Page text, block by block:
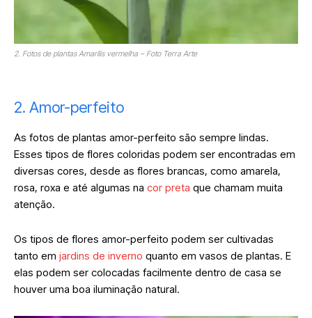
2. Fotos de plantas Amarílis vermelha – Foto Terra Arte
2. Amor-perfeito
As fotos de plantas amor-perfeito são sempre lindas.
Esses tipos de flores coloridas podem ser encontradas em
diversas cores, desde as flores brancas, como amarela,
rosa, roxa e até algumas na cor preta que chamam muita
atenção.
Os tipos de flores amor-perfeito podem ser cultivadas
tanto em jardins de inverno quanto em vasos de plantas. E
elas podem ser colocadas facilmente dentro de casa se
houver uma boa iluminação natural.